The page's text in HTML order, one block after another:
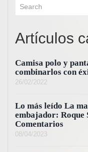
Artículos
Camisa polo y
combinarlos con
26/02/2022
Lo más leído La
embajador: Roque
Comentarios
08/04/2023